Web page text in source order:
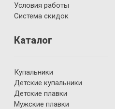
Условия работы
Система скидок
Каталог
Купальники
Детские купальники
Детские плавки
Мужские плавки